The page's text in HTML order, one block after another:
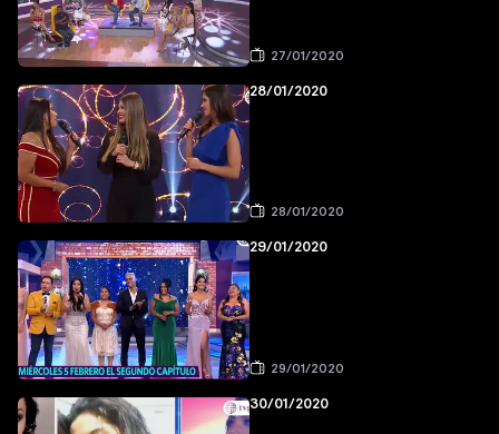
27/01/2020
28/01/2020
28/01/2020
29/01/2020
29/01/2020
30/01/2020